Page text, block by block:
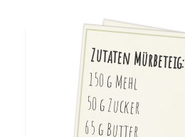
Zutaten Mürbeteig:
150 g Mehl
50 g Zucker
65 g Butter